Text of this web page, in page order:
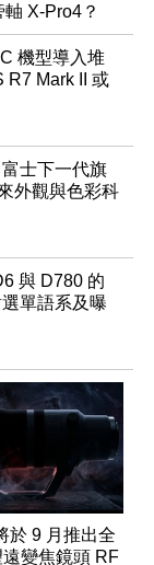
X-Pro4？
機型導入堆
R7 Mark II 或
士下一代旗
外觀與色彩科
與 D780 的
單語系及曝
於 9 月推出全
變焦鏡頭 RF